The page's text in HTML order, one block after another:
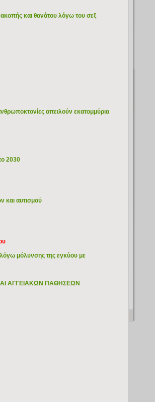
και θανάτου λόγω του σεξ
απειλούν εκατομμύρια
2030
και αυτισμού
μόλυνσης της εγκύου με
ΑΓΓΕΙΑΚΩΝ ΠΑΘΗΣΕΩΝ